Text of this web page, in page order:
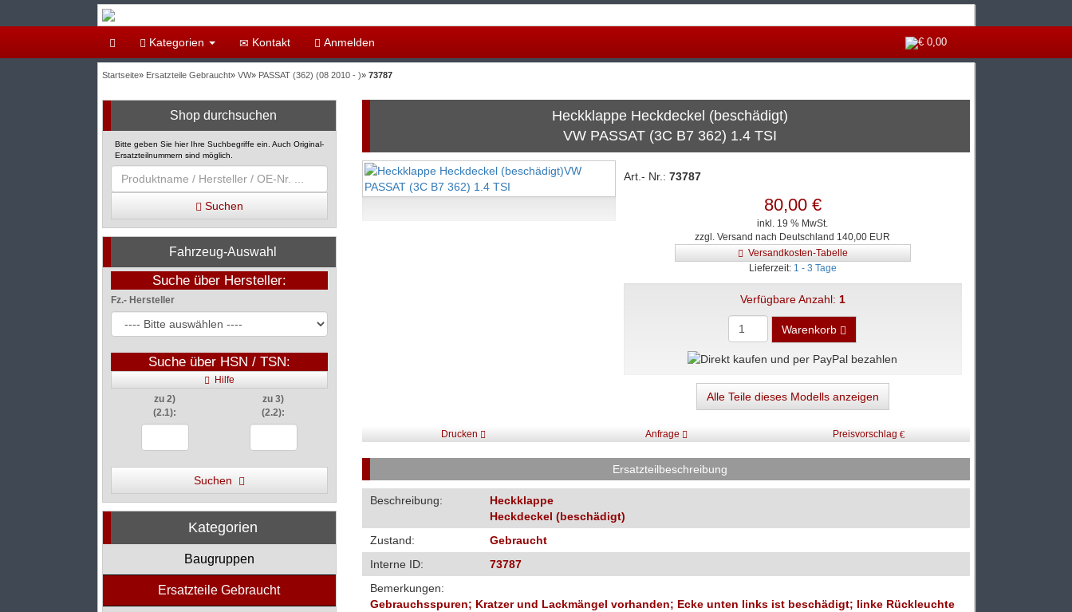
Kategorien Kontakt Anmelden € 0,00
Startseite» Ersatzteile Gebraucht» VW» PASSAT (362) (08 2010 - )» 73787
Shop durchsuchen
Bitte geben Sie hier Ihre Suchbegriffe ein. Auch Original-
Ersatzteilnummern sind möglich.
Suchen
Fahrzeug-Auswahl
Suche über Hersteller:
Fz.- Hersteller
Suche über HSN / TSN:
Hilfe
zu 2)
(2.1):
zu 3)
(2.2):
Suchen
Kategorien
Baugruppen
Ersatzteile Gebraucht
Heckklappe Heckdeckel (beschädigt)
VW PASSAT (3C B7 362) 1.4 TSI
Art.- Nr.: 73787
80,00 €
inkl. 19 % MwSt.
zzgl. Versand nach Deutschland 140,00 EUR
Versandkosten-Tabelle
Lieferzeit: 1 - 3 Tage
Verfügbare Anzahl: 1
Warenkorb
Alle Teile dieses Modells anzeigen
Drucken Anfrage Preisvorschlag
Ersatzteilbeschreibung
Beschreibung:
Heckklappe
Heckdeckel (beschädigt)
Zustand:
Gebraucht
Interne ID:
73787
Bemerkungen:
Gebrauchsspuren; Kratzer und Lackmängel vorhanden; Ecke unten links ist beschädigt; linke Rückleuchte